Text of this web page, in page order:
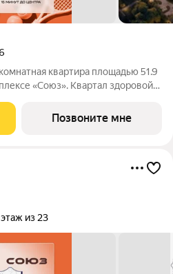
квартира площадью 51.9
«Союз». Квартал здоровой
Ледовая арена для хоккея и
Позвоните мне
этаж из 23